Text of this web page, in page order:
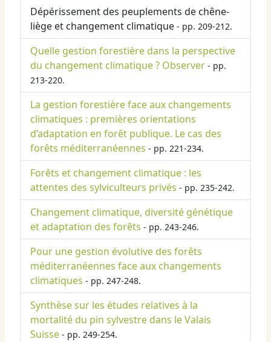
Dépérissement des peuplements de chêne-
liège et changement climatique - pp. 209-212.
Quelle gestion forestière dans la perspective
du changement climatique ? Observer - pp.
213-220.
La gestion forestière face aux changements
climatiques : premières orientations
d’adaptation en forêt publique. Le cas des
forêts méditerranéennes - pp. 221-234.
Forêts et changement climatique : les
attentes des sylviculteurs privés - pp. 235-242.
Changement climatique, diversité génétique
et adaptation des forêts - pp. 243-246.
Pour une gestion évolutive des forêts
méditerranéennes face aux changements
climatiques - pp. 247-248.
Synthèse sur les études relatives à la
mortalité du pin sylvestre dans le Valais
Suisse - pp. 249-254.